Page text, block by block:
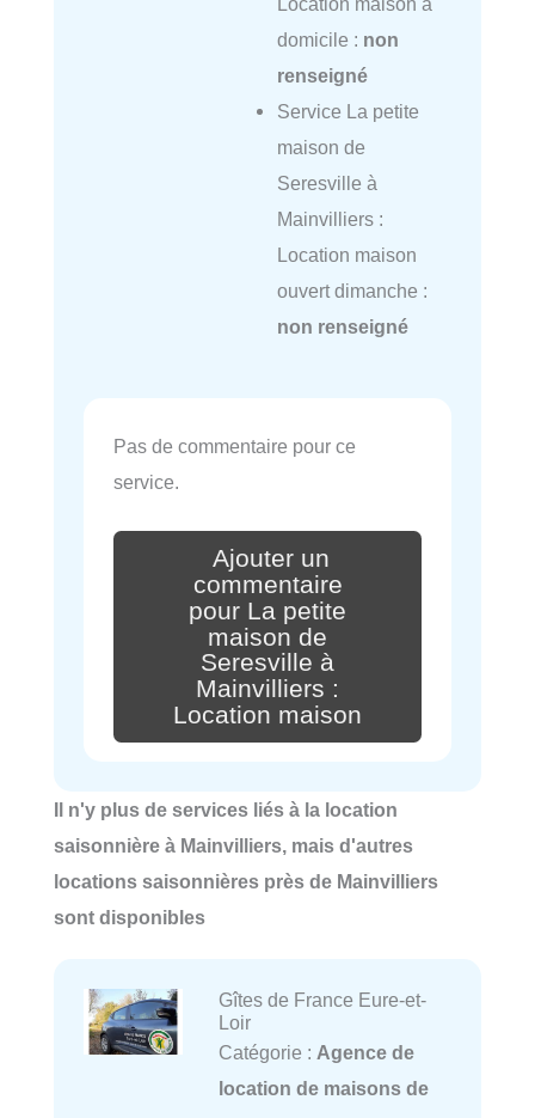
domicile : non
renseigné
Service La petite
maison de
Seresville à
Mainvilliers :
Location maison
ouvert dimanche :
non renseigné
Pas de commentaire pour ce
service.
Ajouter un
commentaire
pour La petite
maison de
Seresville à
Mainvilliers :
Location maison
Il n'y plus de services liés à la location
saisonnière à Mainvilliers, mais d'autres
locations saisonnières près de Mainvilliers
sont disponibles
Gîtes de France Eure-et-
Loir
Catégorie : Agence de
location de maisons de